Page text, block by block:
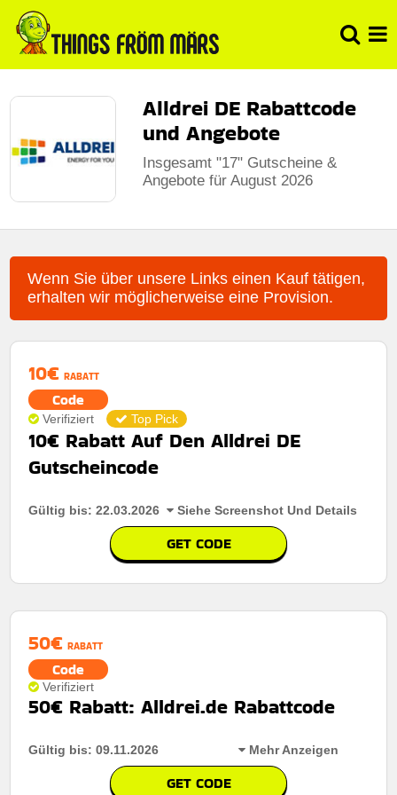
Alldrei DE Rabattcode
und Angebote
Insgesamt "17" Gutscheine &
Angebote für August 2026
Wenn Sie über unsere Links einen Kauf tätigen,
erhalten wir möglicherweise eine Provision.
10€ RABATT
Code
Verifiziert Top Pick
10€ Rabatt Auf Den Alldrei DE
Gutscheincode
Gültig bis: 22.03.2026 Siehe Screenshot Und Details
GET CODE
50€ RABATT
Code
Verifiziert
50€ Rabatt: Alldrei.de Rabattcode
Gültig bis: 09.11.2026 Mehr Anzeigen
GET CODE